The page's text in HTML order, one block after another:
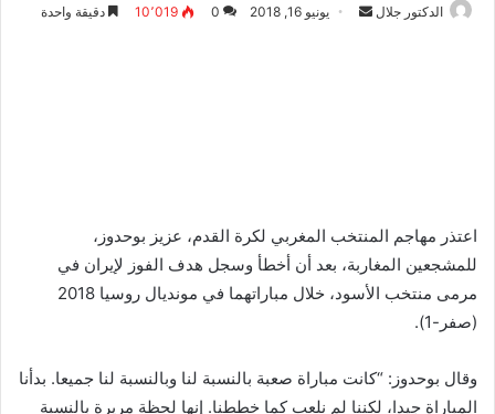
الدكتور جلال
أرسل يونيو 16, 2018 0 10٬019 دقيقة واحدة
اعتذر مهاجم المنتخب المغربي لكرة القدم، عزيز بوحدوز،
للمشجعين المغاربة، بعد أن أخطأ وسجل هدف الفوز لإيران في
مرمى منتخب الأسود، خلال مباراتهما في مونديال روسيا 2018
(صفر-1).
وقال بوحدوز: “كانت مباراة صعبة بالنسبة لنا وبالنسبة لنا جميعا. بدأنا
المباراة جيدا، لكننا لم نلعب كما خططنا. إنها لحظة مريرة بالنسبة